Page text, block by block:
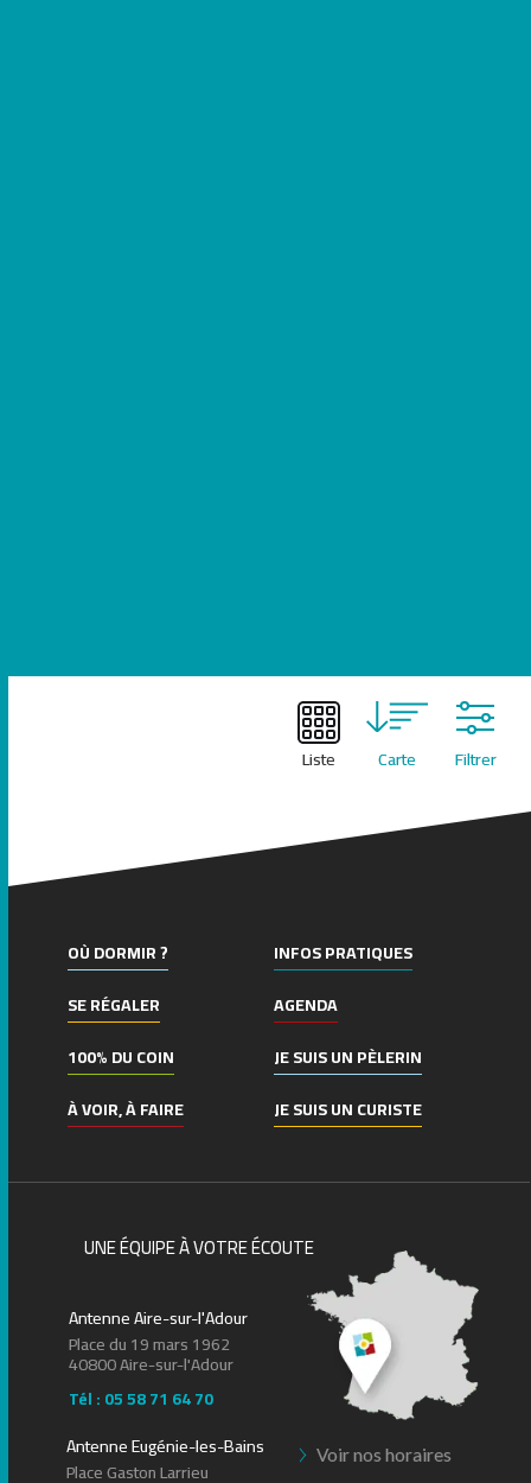
Liste Carte Filtrer
OÙ DORMIR ?
SE RÉGALER
100% DU COIN
À VOIR, À FAIRE
INFOS PRATIQUES
AGENDA
JE SUIS UN PÈLERIN
JE SUIS UN CURISTE
UNE ÉQUIPE À VOTRE ÉCOUTE
Antenne Aire-sur-l'Adour
Place du 19 mars 1962
40800 Aire-sur-l'Adour
Tél : 05 58 71 64 70
Voir nos horaires
Antenne Eugénie-les-Bains
Place Gaston Larrieu